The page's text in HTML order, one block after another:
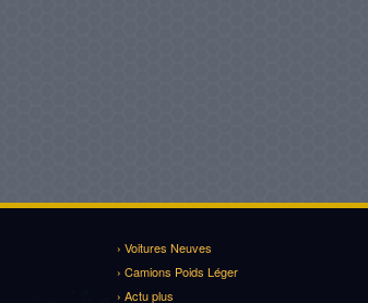
› Voitures Neuves
› Camions Poids Léger
› Actu plus